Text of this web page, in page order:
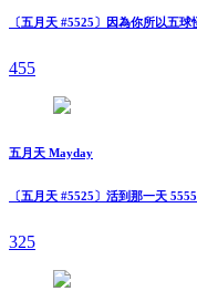
〔五月天 #5525〕因為你所以五球
455
五月天 Mayday
〔五月天 #5525〕活到那一天
325